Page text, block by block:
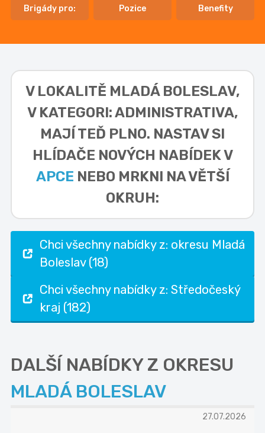
Brigády pro: Pozice Benefity
V LOKALITĚ MLADÁ BOLESLAV,
V KATEGORI: ADMINISTRATIVA,
MAJÍ TEĎ PLNO. NASTAV SI
HLÍDAČE NOVÝCH NABÍDEK V
APCE NEBO MRKNI NA VĚTŠÍ
OKRUH:
Chci všechny nabídky z: okresu Mladá
Boleslav (18)
Chci všechny nabídky z: Středočeský
kraj (182)
DALŠÍ NABÍDKY Z OKRESU
MLADÁ BOLESLAV
27.07.2026